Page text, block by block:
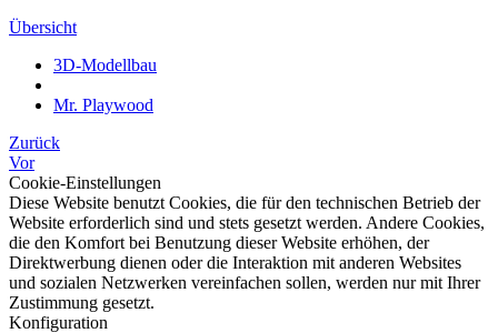
Übersicht
3D-Modellbau
Mr. Playwood
Zurück
Vor
Cookie-Einstellungen
Diese Website benutzt Cookies, die für den technischen Betrieb der
Website erforderlich sind und stets gesetzt werden. Andere Cookies,
die den Komfort bei Benutzung dieser Website erhöhen, der
Direktwerbung dienen oder die Interaktion mit anderen Websites
und sozialen Netzwerken vereinfachen sollen, werden nur mit Ihrer
Zustimmung gesetzt.
Konfiguration